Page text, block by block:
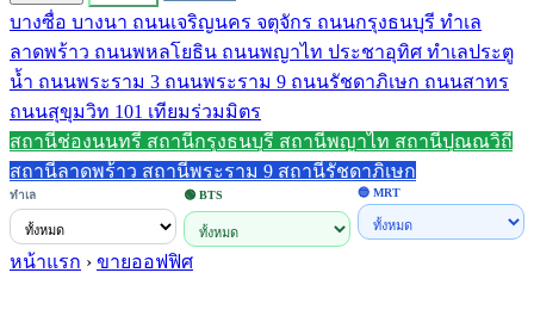
บางซื่อ บางนา ถนนเจริญนคร จตุจักร ถนนกรุงธนบุรี ทำเล
ลาดพร้าว ถนนพหลโยธิน ถนนพญาไท ประชาอุทิศ ทำเลประตู
น้ำ ถนนพระราม 3 ถนนพระราม 9 ถนนรัชดาภิเษก ถนนสาทร
ถนนสุขุมวิท 101 เทียมร่วมมิตร
สถานีช่องนนทรี สถานีกรุงธนบุรี สถานีพญาไท สถานีปุณณวิถี
สถานีลาดพร้าว สถานีพระราม 9 สถานีรัชดาภิเษก
ทำเล 🟢 BTS 🔵 MRT
หน้าแรก › ขายออฟฟิศ